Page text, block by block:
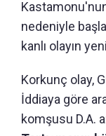
nedeniyle
kanlı olayın
Korkunç olay,
İddiaya göre
komşusu D.A.